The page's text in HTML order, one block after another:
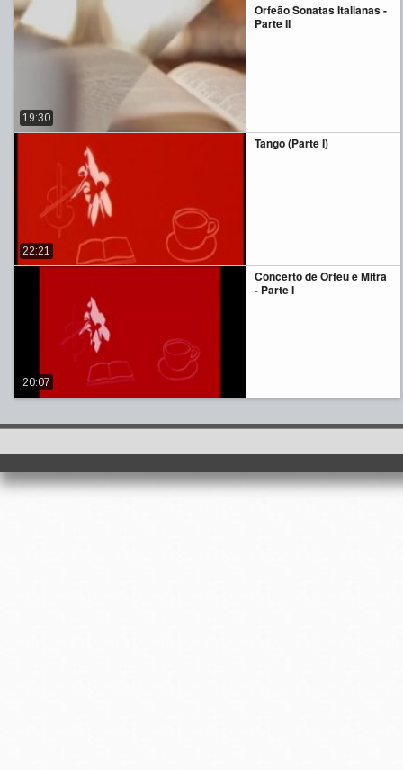
Orfeão Sonatas Italianas -
Parte II
19:30
Tango (Parte I)
22:21
Concerto de Orfeu e Mitra
- Parte I
20:07